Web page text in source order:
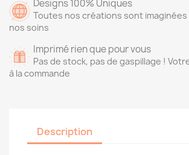
Designs 100% Uniques
Toutes nos créations sont imaginées
nos soins
Imprimé rien que pour vous
Pas de stock, pas de gaspillage !
à la commande
Description